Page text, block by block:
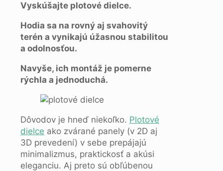
Vyskúšajte plotové dielce.
Hodia sa na rovný aj svahovitý
terén a vynikajú úžasnou stabilitou
a odolnosťou.
Navyše, ich montáž je pomerne
rýchla a jednoduchá.
Dôvodov je hneď niekoľko. Plotové
dielce ako zvárané panely (v 2D aj
3D prevedení) v sebe prepájajú
minimalizmus, praktickosť a akúsi
eleganciu. Aj preto sú obľúbenou